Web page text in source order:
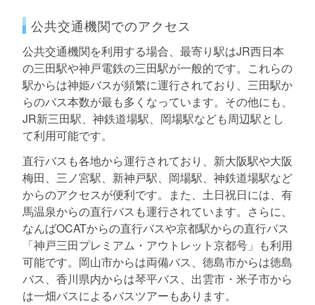
公共交通機関でのアクセス
公共交通機関を利用する場合、最寄り駅はJR西日本
の三田駅や神戸電鉄の三田駅が一般的です。これらの
駅からは神姫バスが頻繁に運行されており、三田駅か
らのバス本数が最も多くなっています。その他にも、
JR新三田駅、神鉄道場駅、岡場駅なども周辺駅とし
て利用可能です。
直行バスも各地から運行されており、新大阪駅や大阪
梅田、三ノ宮駅、新神戸駅、岡場駅、神鉄道場駅など
からのアクセスが便利です。また、土日祝日には、有
馬温泉からの直行バスも運行されています。さらに、
なんばOCATからの直行バスや京都駅からの直行バス
「神戸三田プレミアム・アウトレット京都号」も利用
可能です。岡山市からは両備バス、徳島市からは徳島
バス、香川県内からは琴平バス、出雲市・米子市から
は一畑バスによるバスツアーもあります。